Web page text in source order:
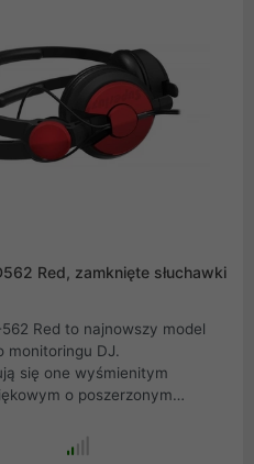
Red, zamknięte słuchawki
Red to najnowszy model
monitoringu DJ.
się one wyśmienitym
o poszerzonym
zewnętrznych.